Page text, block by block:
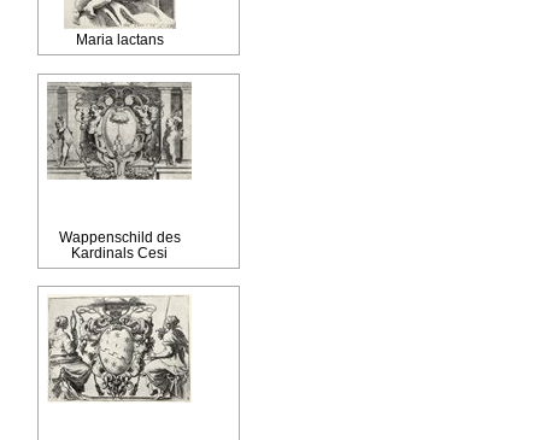
Maria lactans
Wappenschild des
Kardinals Cesi